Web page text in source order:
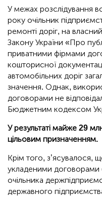
У межах розслідування
року очільник
ремонті доріг, на
Закону України «Про
приватними фірмами
кошторисної
автомобільних доріг
значення. Однак,
договорами не
Бюджетним кодексом
У результаті майже 29
цільовим призначенням.
Крім того, з’ясувалося,
укладеними договорами
очільника
державного